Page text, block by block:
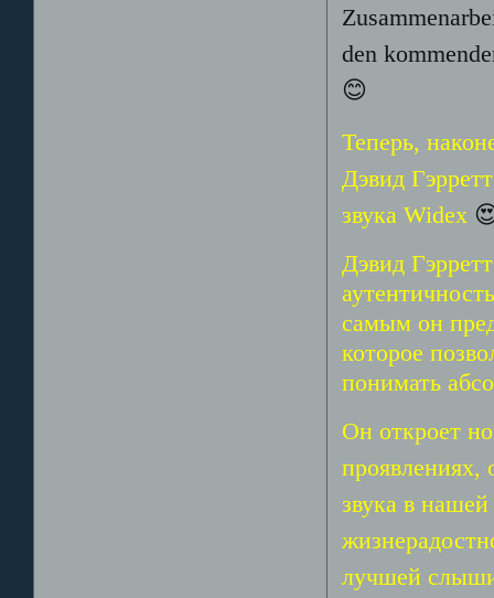
den
😊
Теперь,
Дэвид
звука Widex
Дэвид
самым он
которое
понимать
Он откроет
проявлениях,
звука в
лучшей